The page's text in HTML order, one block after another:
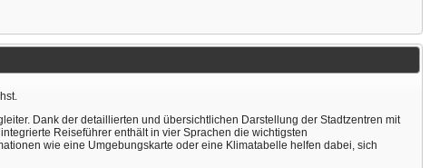
Dank der detaillierten und übersichtlichen Darstellung der Stadtzentren mit
Reiseführer enthält in vier Sprachen die wichtigsten
wie eine Umgebungskarte oder eine Klimatabelle helfen dabei, sich